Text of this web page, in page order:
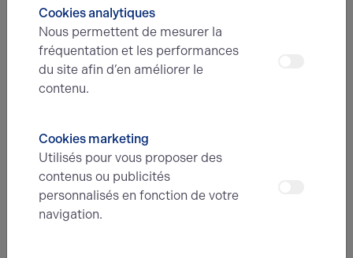
dans le cadre de ma demande et de la
relation commerciale qui peut en découler.*
Envoyer
Cookies analytiques
Nous permettent de mesurer la
fréquentation et les performances
du site afin d’en améliorer le
contenu.
Cookies marketing
Utilisés pour vous proposer des
contenus ou publicités
personnalisés en fonction de votre
navigation.